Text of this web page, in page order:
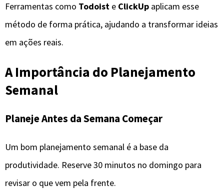
Ferramentas como Todoist e ClickUp aplicam esse
método de forma prática, ajudando a transformar ideias
em ações reais.
A Importância do Planejamento
Semanal
Planeje Antes da Semana Começar
Um bom planejamento semanal é a base da
produtividade. Reserve 30 minutos no domingo para
revisar o que vem pela frente.